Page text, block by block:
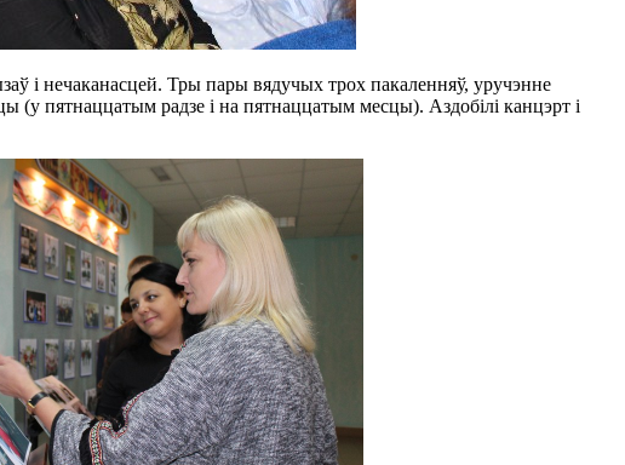
і нечаканасцей. Тры пары вядучых трох пакаленняў, уручэнне
(у пятнаццатым радзе і на пятнаццатым месцы). Аздобілі канцэрт і